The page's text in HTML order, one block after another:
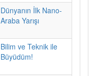
Dünyanın İlk Nano-
Araba Yarışı
Bilim ve Teknik ile
Büyüdüm!